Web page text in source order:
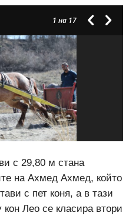
1 на 17
с 29,80 м стана
на Ахмед Ахмед, който
с пет коня, а в тази
кон Лео се класира втори